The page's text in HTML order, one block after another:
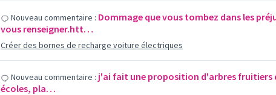
Nouveau commentaire : Dommage que vous tombez dans les
vous renseigner.htt…
Créer des bornes de recharge voiture électriques
Nouveau commentaire : j'ai fait une proposition d'arbres fruitiers
écoles, pla…